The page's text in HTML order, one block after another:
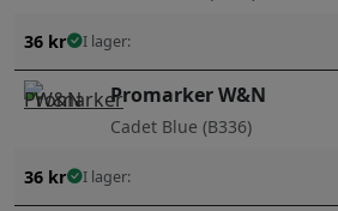
36 kr I lager:
Promarker W&N
Cadet Blue (B336)
36 kr I lager: